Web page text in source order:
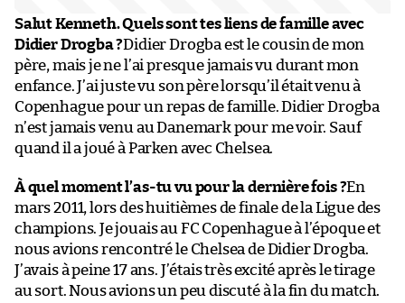
Salut Kenneth. Quels sont tes liens de famille avec
Didier Drogba ?Didier Drogba est le cousin de mon
père, mais je ne l’ai presque jamais vu durant mon
enfance. J’ai juste vu son père lorsqu’il était venu à
Copenhague pour un repas de famille. Didier Drogba
n’est jamais venu au Danemark pour me voir. Sauf
quand il a joué à Parken avec Chelsea.
À quel moment l’as-tu vu pour la dernière fois ?En
mars 2011, lors des huitièmes de finale de la Ligue des
champions. Je jouais au FC Copenhague à l’époque et
nous avions rencontré le Chelsea de Didier Drogba.
J’avais à peine 17 ans. J’étais très excité après le tirage
au sort. Nous avions un peu discuté à la fin du match.